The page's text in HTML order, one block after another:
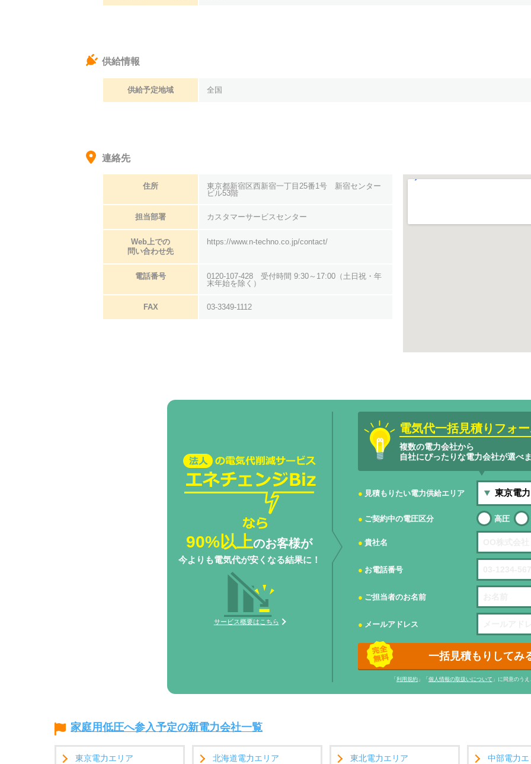
供給情報
供給予定地域 全国
連絡先
住所
東京都新宿区西新宿一丁目25番1号 新宿センター
ビル53階
担当部署 カスタマーサービスセンター
Web上での
問い合わせ先
https://www.n-techno.co.jp/contact/
電話番号
0120-107-428 受付時間 9:30～17:00（土日祝・年
末年始を除く）
FAX 03-3349-1112
法人の電気代削減サービスエネ
チェンジBizなら
90%以上のお客様が
今よりも電気代が安くなる結果に！
サービス概要はこちら
電気代一括見積りフォ
複数の電力会社から
自社にぴったりな電力会社が選べ
見積もりたい電力供給エリア
ご契約中の電圧区分 高圧
貴社名
お電話番号
ご担当者のお名前
メールアドレス
一括見積もりしてみ
「 利用規約」「 個人情報の取扱いについて 」に同意のう
家庭用低圧へ参入予定の新電力会社一覧
東京電力エリア 北海道電力エリア 東北電力エリア 中部電力エ